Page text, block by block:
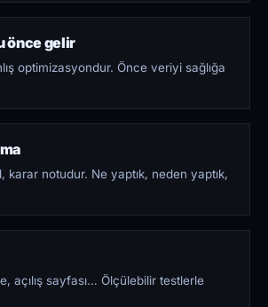
önce gelir
optimizasyondur. Önce veriyi sağlığa
karar notudur. Ne yaptık, neden yaptık,
açılış sayfası… Ölçülebilir testlerle